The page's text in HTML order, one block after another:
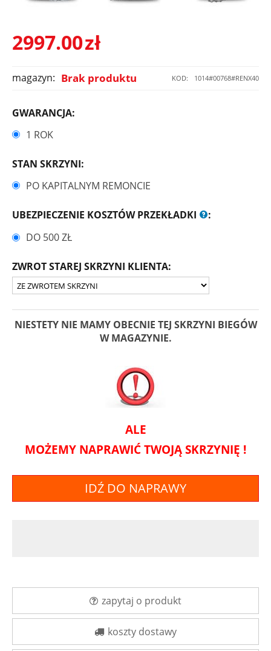
2997.00zł
KOD: 1014#00768#RENX40
magazyn: Brak produktu
GWARANCJA:
1 ROK
STAN SKRZYNI:
PO KAPITALNYM REMONCIE
UBEZPIECZENIE KOSZTÓW PRZEKŁADKI
:
DO 500 ZŁ
ZWROT STAREJ SKRZYNI KLIENTA:
NIESTETY NIE MAMY OBECNIE TEJ SKRZYNI BIEGÓW
W MAGAZYNIE.
ALE
MOŻEMY NAPRAWIĆ TWOJĄ SKRZYNIĘ !
IDŹ DO NAPRAWY
zapytaj o produkt
koszty dostawy